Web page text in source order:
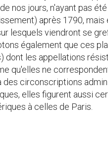
nos jours, n'ayant pas
après 1790,
lesquels viendront se
également que ces
dont les appellations
qu'elles ne
des circonscriptions
elles figurent aussi
à celles de Paris.